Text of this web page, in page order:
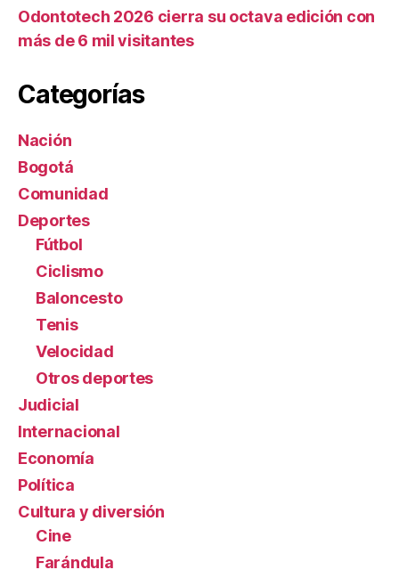
Odontotech 2026 cierra su octava edición con
más de 6 mil visitantes
Categorías
Nación
Bogotá
Comunidad
Deportes
Fútbol
Ciclismo
Baloncesto
Tenis
Velocidad
Otros deportes
Judicial
Internacional
Economía
Política
Cultura y diversión
Cine
Farándula